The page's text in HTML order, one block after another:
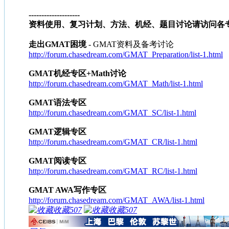
--------------------
资料使用、复习计划、方法、机经、题目讨论请访问各
走出GMAT困境- GMAT资料及备考讨论
http://forum.chasedream.com/GMAT_Preparation/list-1.html
GMAT机经专区+Math讨论
http://forum.chasedream.com/GMAT_Math/list-1.html
GMAT语法专区
http://forum.chasedream.com/GMAT_SC/list-1.html
GMAT逻辑专区
http://forum.chasedream.com/GMAT_CR/list-1.html
GMAT阅读专区
http://forum.chasedream.com/GMAT_RC/list-1.html
GMAT AWA写作专区
http://forum.chasedream.com/GMAT_AWA/list-1.html
收藏507 收藏507